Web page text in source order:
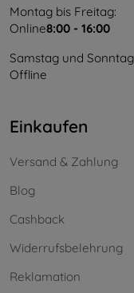
Montag bis Freitag:
Online8:00 - 16:00
Samstag und
Offline
Einkaufen
Versand & Zahlung
Blog
Cashback
Widerrufsbelehrung
Reklamation